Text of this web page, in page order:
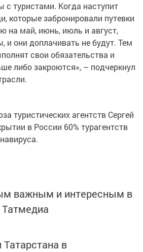
туристами. Когда наступит
которые забронировали путевки
на май, июнь, июль и август,
и они доплачивать не будут. Тем
свои обязательства и
либо закроются», – подчеркнул
туристических агентств Сергей
в России 60% турагентств
важным и интересным в
Татмедиа
Татарстана в